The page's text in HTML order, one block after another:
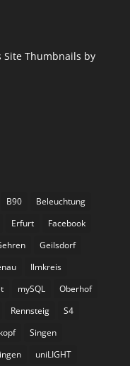
Site Thumbnails by
B90
Beleuchtung
Erfurt
Facebook
Geilsdorf
Ilmkreis
mySQL
Oberhof
Rennsteig
S4
Singen
uniLIGHT